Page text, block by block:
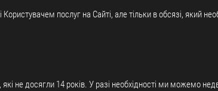
послуг на Сайті, але тільки в обсязі, який
не досягли 14 років. У разі необхідності ми можемо